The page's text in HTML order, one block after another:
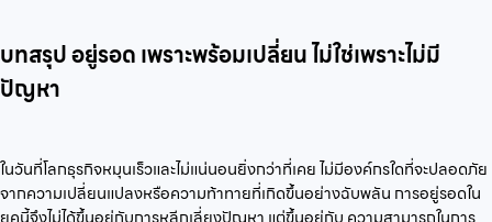
บทสรุป อยู่รอด เพราะพร้อมเปลี่ยน ไม่ใช่เพราะไม่มี
ปัญหา
ในวันที่โลกธุรกิจหมุนเร็วและไม่แน่นอนยิ่งกว่าที่เคย ไม่มีองค์กรใดที่จะปลอดภัย
จากความเปลี่ยนแปลงหรือความท้าทายที่เกิดขึ้นอย่างฉับพลัน การอยู่รอดใน